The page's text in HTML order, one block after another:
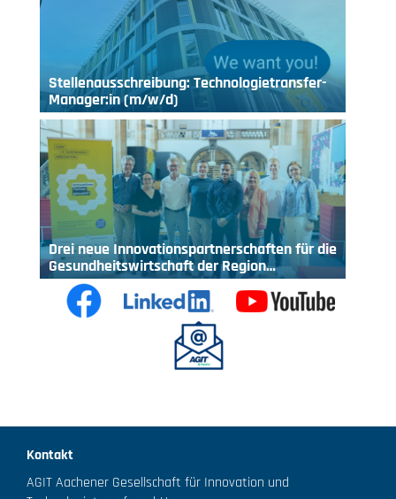
Stellenausschreibung: Technologietransfer-
Manager:in (m/w/d)
Drei neue Innovationspartnerschaften für die
Gesundheitswirtschaft der Region…
Kontakt
AGIT Aachener Gesellschaft für Innovation und